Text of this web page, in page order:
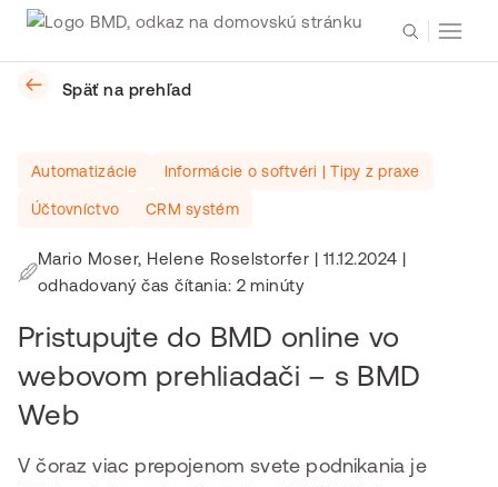
Späť na prehľad
Automatizácie Informácie o softvéri | Tipy z praxe
Účtovníctvo CRM systém
Mario Moser, Helene Roselstorfer | 11.12.2024 |
odhadovaný čas čítania: 2 minúty
Pristupujte do BMD online vo
webovom prehliadači – s BMD
Web
V čoraz viac prepojenom svete podnikania je